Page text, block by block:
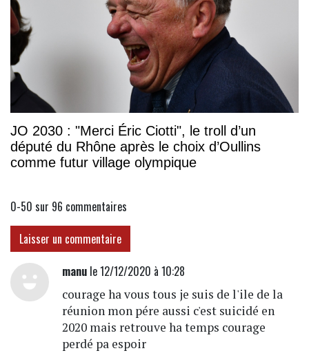
JO 2030 : "Merci Éric Ciotti", le troll d’un
député du Rhône après le choix d’Oullins
comme futur village olympique
0-50 sur 96 commentaires
Laisser un commentaire
manule 12/12/2020 à 10:28
courage ha vous tous je suis de l'ile de la
réunion mon pére aussi c'est suicidé en
2020 mais retrouve ha temps courage
perdé pa espoir